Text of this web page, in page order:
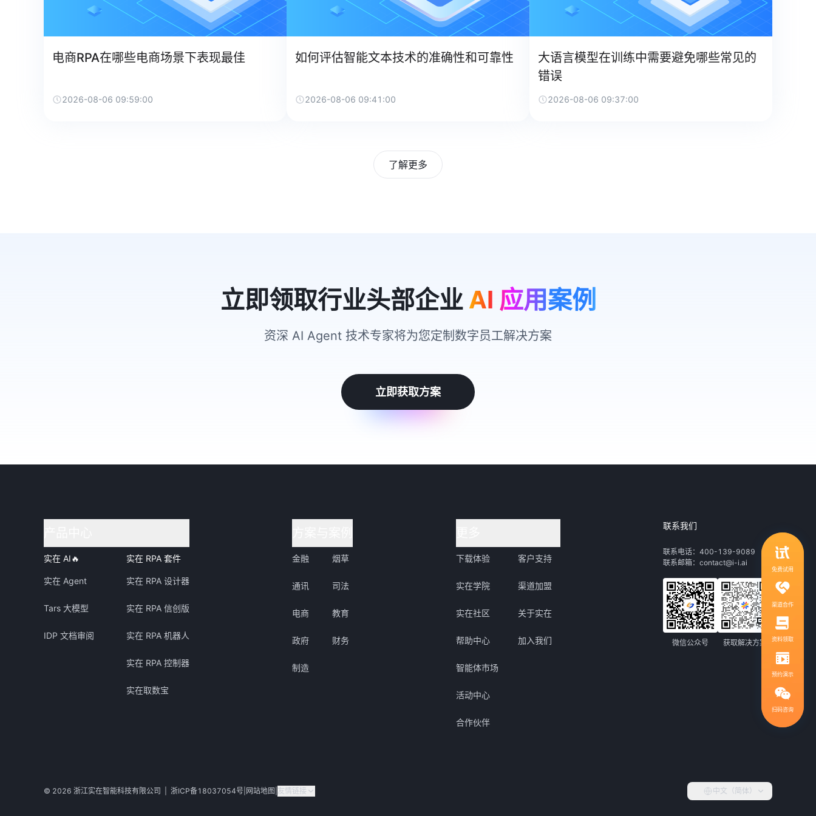
电商RPA在哪些电商场景下表现最佳
2026-08-06 09:59:00
如何评估智能文本技术的准确性和可靠性
2026-08-06 09:41:00
大语言模型在训练中需要避免哪些常见的
错误
2026-08-06 09:37:00
了解更多
立即领取行业头部企业 AI 应用案例
资深 AI Agent 技术专家将为您定制数字员工解决方案
立即获取方案
实在 AI🔥
实在 Agent
Tars 大模型
IDP 文档审阅
实在 RPA 套件
实在 RPA 设计器
实在 RPA 信创版
实在 RPA 机器人
实在 RPA 控制器
实在取数宝
金融
通讯
电商
政府
制造
烟草
司法
教育
财务
下载体验
实在学院
实在社区
帮助中心
智能体市场
活动中心
合作伙伴
客户支持
渠道加盟
关于实在
加入我们
联系我们
联系电话：400-139-9089
联系邮箱：contact@i-i.ai
微信公众号 获取解决方案
© 2026 浙江实在智能科技有限公司 浙ICP备18037054号 网站地图 友情链接 中文（简体）
免费试用
渠道合作
资料领取
预约演示
扫码咨询
领取行业自动化解决方案